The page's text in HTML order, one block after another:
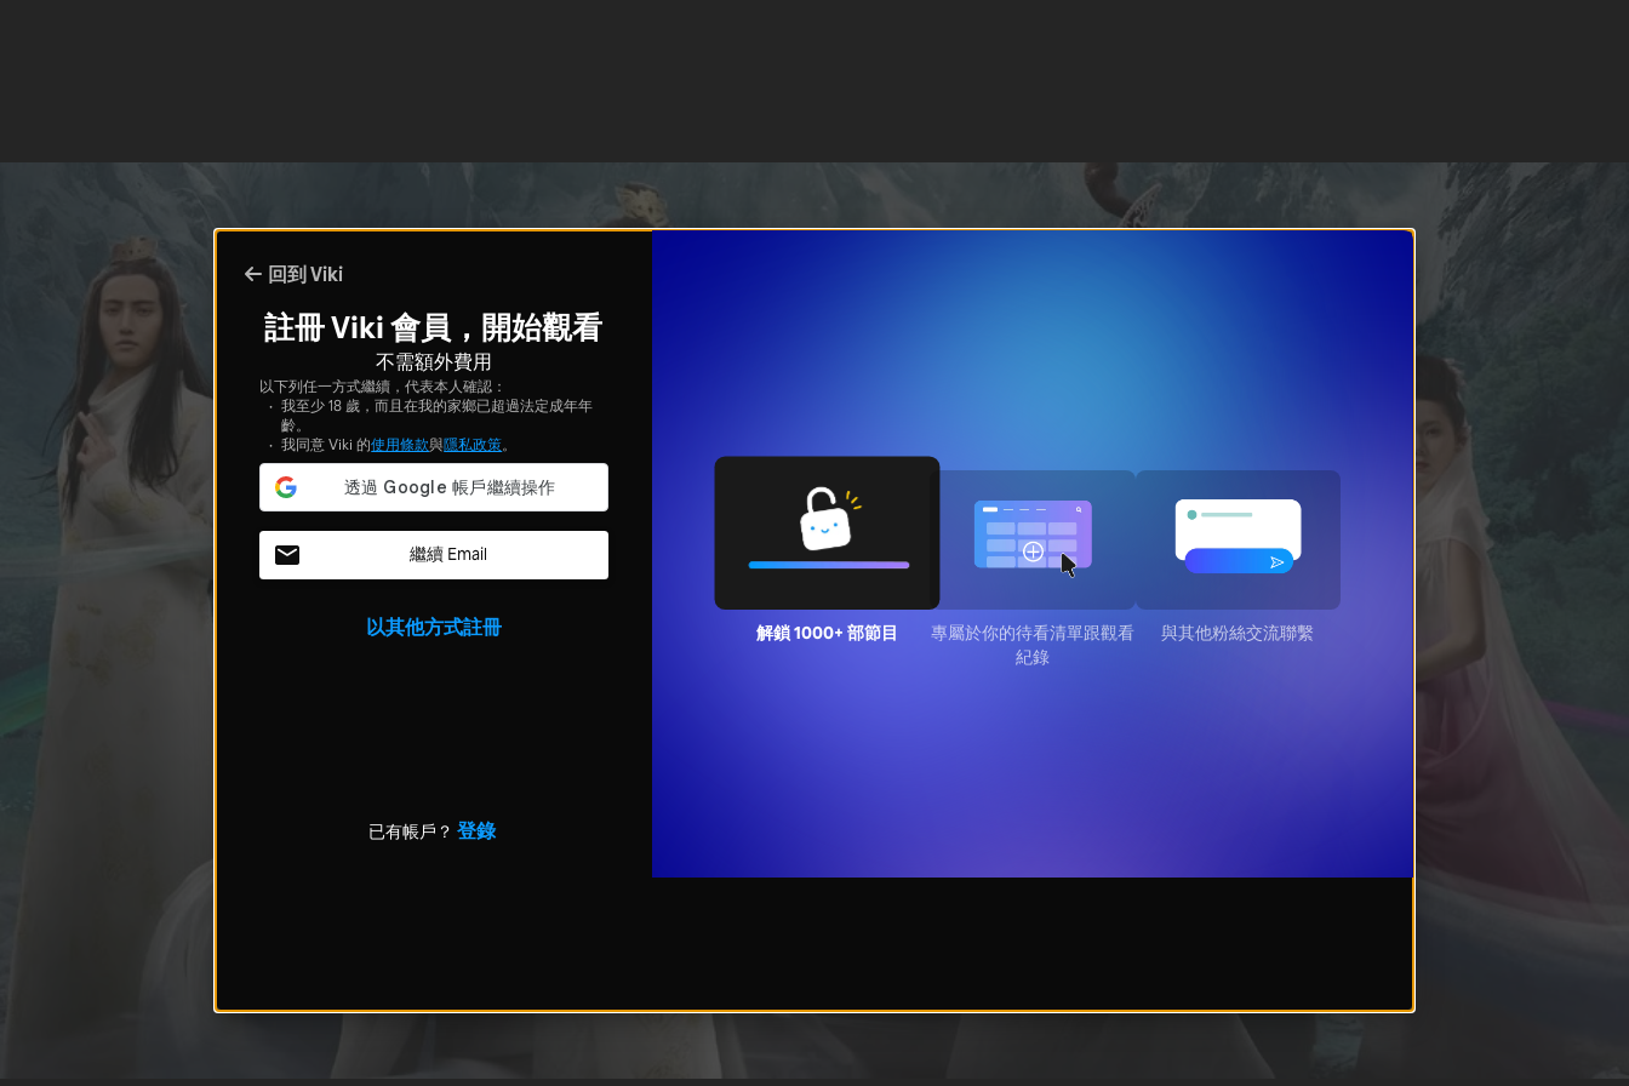
回到 Viki
註冊 Viki 會員，開始觀看
不需額外費用
以下列任一方式繼續，代表本人確認：
我至少 18 歲，而且在我的家鄉已超過法定成年年
齡。
我同意 Viki 的使用條款與隱私政策。
繼續 Email
以其他方式註冊
已有帳戶？ 登錄
解鎖 1000+ 部節目
專屬於你的待看清單跟觀看
紀錄
與其他粉絲交流聯繫